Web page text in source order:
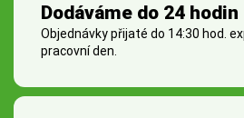
Dodáváme do 24 hodin
Objednávky přijaté do 14:30 hod.
pracovní den.